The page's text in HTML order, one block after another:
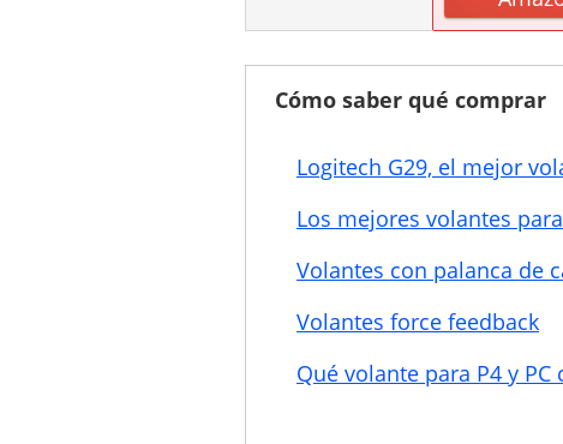
Cómo saber qué comprar
Logitech G29, el mejor
Los mejores volantes
Volantes con palanca de
Volantes force feedback
Qué volante para P4 y PC